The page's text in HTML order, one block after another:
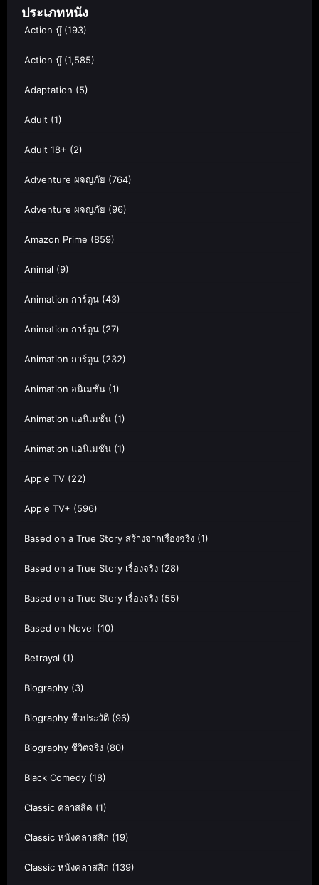
ประเภทหนัง
Action บู๊(193)
Action บู๊(1,585)
Adaptation (5)
Adult (1)
Adult 18+ (2)
Adventure ผจญภัย (764)
Adventure ผจญภัย (96)
Amazon Prime (859)
Animal (9)
Animation การ์ตูน (43)
Animation การ์ตูน (27)
Animation การ์ตูน (232)
Animation อนิเมชั่น (1)
Animation แอนิเมชั่น (1)
Animation แอนิเมชัน (1)
Apple TV (22)
Apple TV+ (596)
Based on a True Story สร้างจากเรื่องจริง (1)
Based on a True Story เรื่องจริง (28)
Based on a True Story เรื่องจริง (55)
Based on Novel (10)
Betrayal (1)
Biography (3)
Biography ชีวประวัติ (96)
Biography ชีวิตจริง (80)
Black Comedy (18)
Classic คลาสสิค (1)
Classic หนังคลาสสิก (19)
Classic หนังคลาสสิก (139)